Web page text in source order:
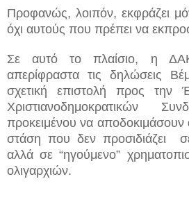
Προφανώς, λοιπόν, εκφράζει
όχι αυτούς που πρέπει να
Σε αυτό το πλαίσιο, η
απερίφραστα τις δηλώσεις
σχετική επιστολή προς την
Χριστιανοδημοκρατικών
προκειμένου να αποδοκιμάσουν
στάση που δεν προσιδιάζει
αλλά σε “ηγούμενο”
ολιγαρχιών.